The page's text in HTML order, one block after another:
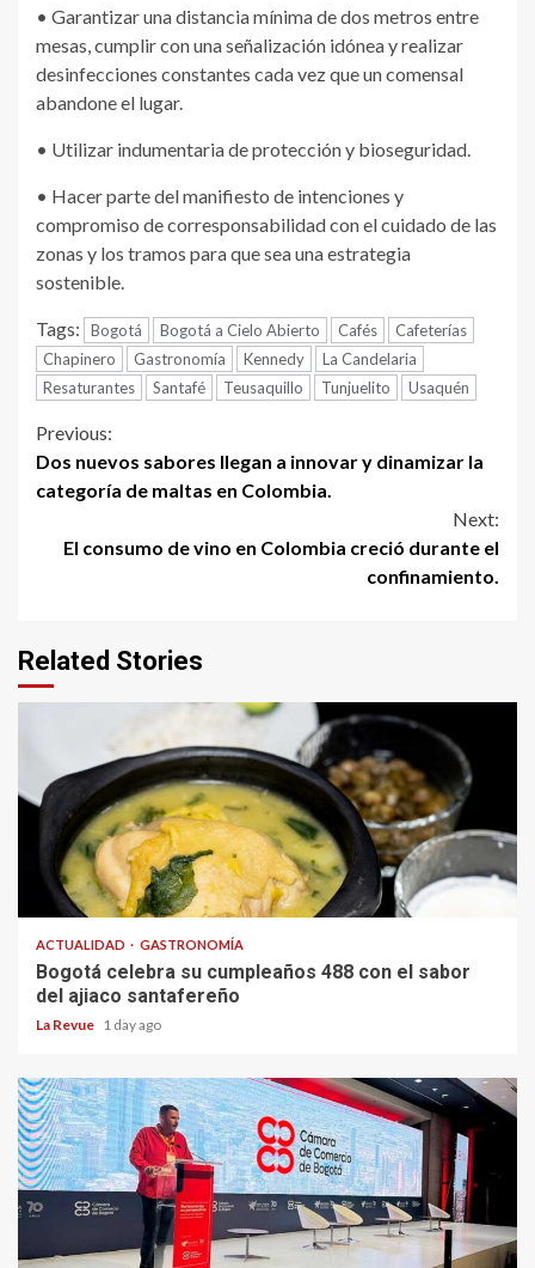
• Garantizar una distancia mínima de dos metros entre
mesas, cumplir con una señalización idónea y realizar
desinfecciones constantes cada vez que un comensal
abandone el lugar.
• Utilizar indumentaria de protección y bioseguridad.
• Hacer parte del manifiesto de intenciones y
compromiso de corresponsabilidad con el cuidado de las
zonas y los tramos para que sea una estrategia
sostenible.
Tags: Bogotá Bogotá a Cielo Abierto Cafés
Cafeterías
Chapinero
Gastronomía Kennedy
La Candelaria
Resaturantes
Santafé Teusaquillo Tunjuelito Usaquén
Continue
Reading
Previous:
Dos nuevos sabores llegan a innovar y dinamizar la
categoría de maltas en Colombia.
Next:
El consumo de vino en Colombia creció durante el
confinamiento.
Related Stories
ACTUALIDAD GASTRONOMÍA
Bogotá celebra su cumpleaños 488 con el sabor
del ajiaco santafereño
La Revue 1 day ago